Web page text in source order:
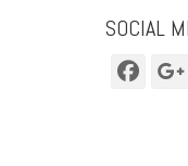
SOCIAL